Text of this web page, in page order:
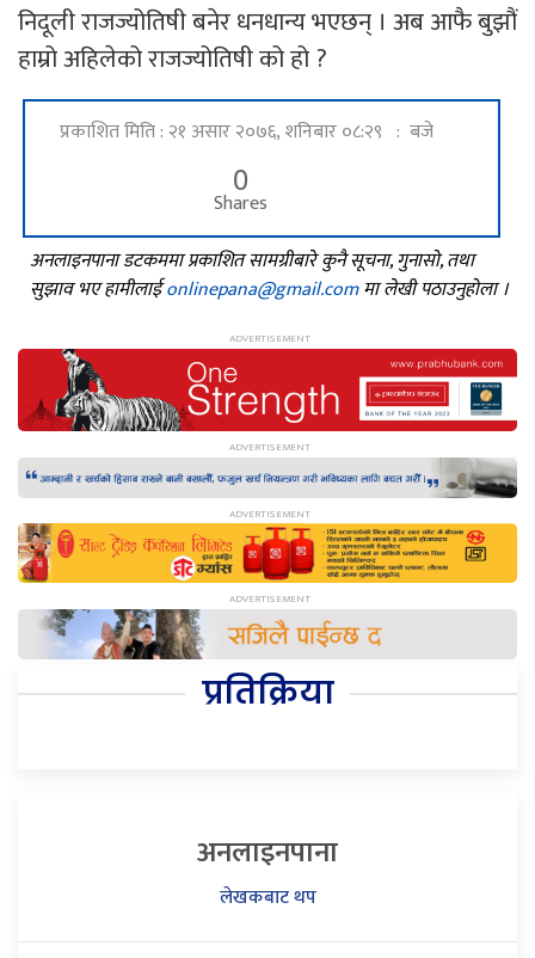
निदूली राजज्योतिषी बनेर धनधान्य भएछन् । अब आफै बुझौं
हाम्रो अहिलेको राजज्योतिषी को हो ?
प्रकाशित मिति : २१ असार २०७६, शनिबार ०८:२९ : बजे
0
Shares
अनलाइनपाना डटकममा प्रकाशित सामग्रीबारे कुनै सूचना, गुनासो, तथा
सुझाव भए हामीलाईonlinepana@gmail.comमा लेखी पठाउनुहोला ।
प्रतिक्रिया
अनलाइनपाना
लेखकबाट थप